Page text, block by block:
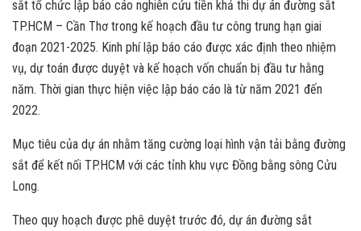
sắt tổ chức lập báo cáo nghiên cứu tiền khả thi dự án đường sắt
TP.HCM – Cần Thơ trong kế hoạch đầu tư công trung hạn giai
đoạn 2021-2025. Kinh phí lập báo cáo được xác định theo nhiệm
vụ, dự toán được duyệt và kế hoạch vốn chuẩn bị đầu tư hằng
năm. Thời gian thực hiện việc lập báo cáo là từ năm 2021 đến
2022.
Mục tiêu của dự án nhằm tăng cường loại hình vận tải bằng đường
sắt để kết nối TP.HCM với các tỉnh khu vực Đồng bằng sông Cửu
Long.
Theo quy hoạch được phê duyệt trước đó, dự án đường sắt